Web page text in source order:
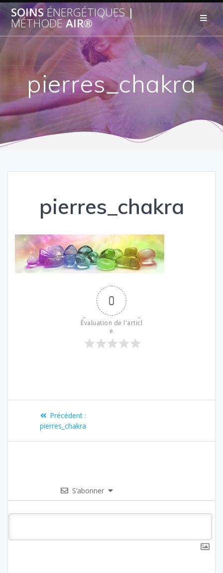
SOINSÉNERGÉTIQUES|
MÉTHODEAIR®
pierres_chakra
pierres_chakra
0
Évaluation de l'articl
e
Précédent :
pierres_chakra
S’abonner